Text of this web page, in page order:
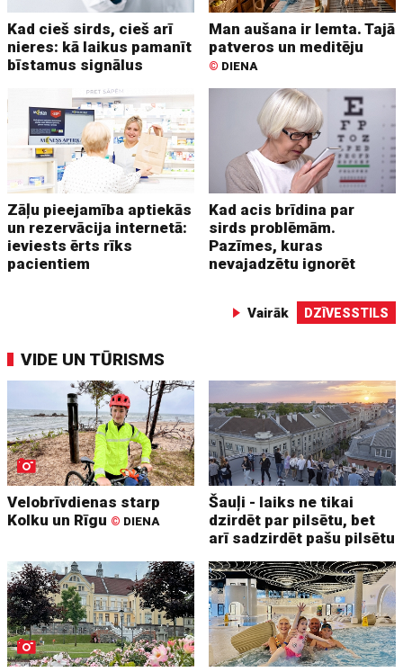
Kad cieš sirds, cieš arī
nieres: kā laikus pamanīt
bīstamus signālus
Man aušana ir lemta. Tajā
patveros un meditēju
© DIENA
Zāļu pieejamība aptiekās
un rezervācija internetā:
ieviests ērts rīks
pacientiem
Kad acis brīdina par
sirds problēmām.
Pazīmes, kuras
nevajadzētu ignorēt
Vairāk DZĪVESSTILS
VIDE UN TŪRISMS
Velobrīvdienas starp
Kolku un Rīgu © DIENA
Šauļi - laiks ne tikai
dzirdēt par pilsētu, bet
arī sadzirdēt pašu pilsētu